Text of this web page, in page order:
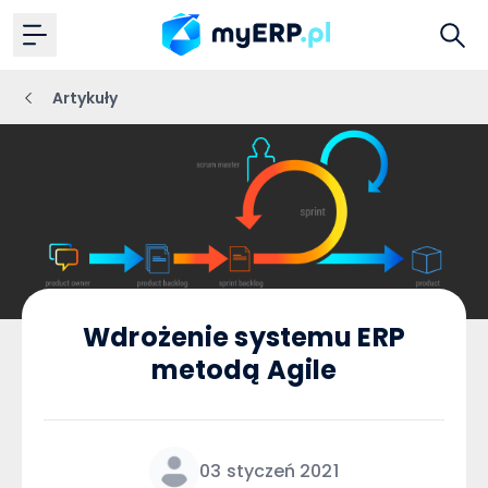
Artykuły
Wdrożenie systemu ERP
metodą Agile
03 styczeń 2021